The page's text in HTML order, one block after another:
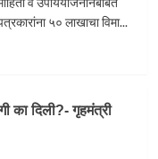
५० लाखाचा विमा...
का दिली?- गृहमंत्री